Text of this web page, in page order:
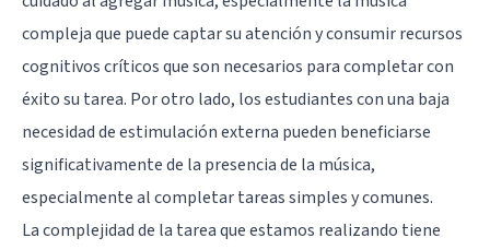
compleja que puede captar su atención y consumir recursos
cognitivos críticos que son necesarios para completar con
éxito su tarea. Por otro lado, los estudiantes con una baja
necesidad de estimulación externa pueden beneficiarse
significativamente de la presencia de la música,
especialmente al completar tareas simples y comunes.
La complejidad de la tarea que estamos realizando tiene